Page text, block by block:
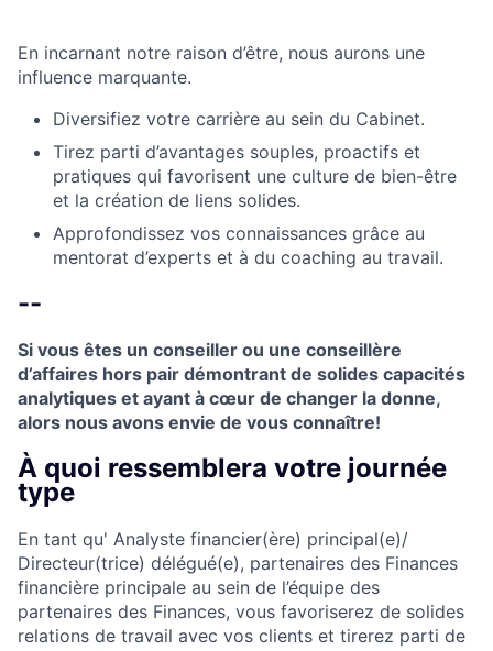
En incarnant notre raison d’être, nous aurons une
influence marquante.
Diversifiez votre carrière au sein du Cabinet.
Tirez parti d’avantages souples, proactifs et
pratiques qui favorisent une culture de bien-être
et la création de liens solides.
Approfondissez vos connaissances grâce au
mentorat d’experts et à du coaching au travail.
--
Si vous êtes un conseiller ou une conseillère
d’affaires hors pair démontrant de solides capacités
analytiques et ayant à cœur de changer la donne,
alors nous avons envie de vous connaître!
À quoi ressemblera votre journée
type
En tant qu' Analyste financier(ère) principal(e)/
Directeur(trice) délégué(e), partenaires des Finances
financière principale au sein de l’équipe des
partenaires des Finances, vous favoriserez de solides
relations de travail avec vos clients et tirerez parti de